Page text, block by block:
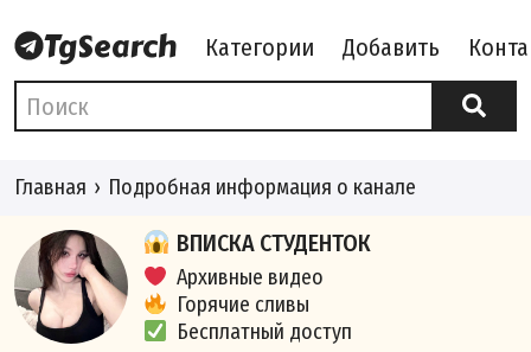
Категории Добавить
Главная Подробная информация о канале
ВПИСКА СТУДЕНТОК
Архивные видео
Горячие сливы
Бесплатный доступ